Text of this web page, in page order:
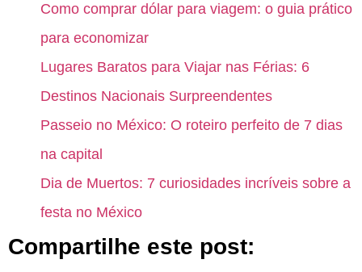
Como comprar dólar para viagem: o guia prático
para economizar
Lugares Baratos para Viajar nas Férias: 6
Destinos Nacionais Surpreendentes
Passeio no México: O roteiro perfeito de 7 dias
na capital
Dia de Muertos: 7 curiosidades incríveis sobre a
festa no México
Compartilhe este post: